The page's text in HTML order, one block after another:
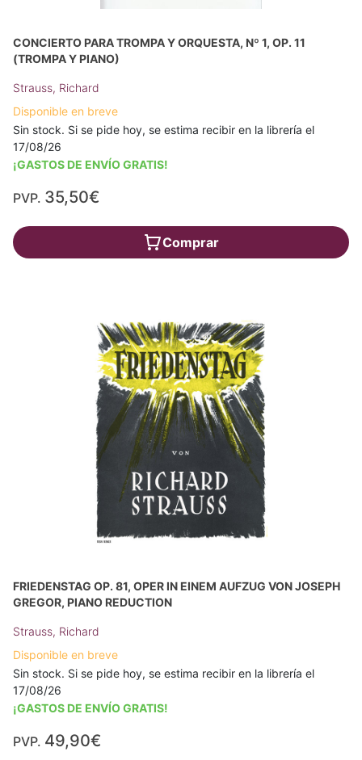
CONCIERTO PARA TROMPA Y ORQUESTA, Nº 1, OP. 11
(TROMPA Y PIANO)
Strauss, Richard
Disponible en breve
Sin stock. Si se pide hoy, se estima recibir en la librería el
17/08/26
¡GASTOS DE ENVÍO GRATIS!
PVP. 35,50€
Comprar
FRIEDENSTAG OP. 81, OPER IN EINEM AUFZUG VON JOSEPH
GREGOR, PIANO REDUCTION
Strauss, Richard
Disponible en breve
Sin stock. Si se pide hoy, se estima recibir en la librería el
17/08/26
¡GASTOS DE ENVÍO GRATIS!
PVP. 49,90€